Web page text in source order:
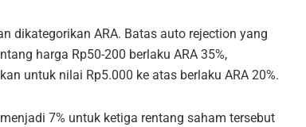
dikategorikan ARA. Batas auto rejection yang
harga Rp50-200 berlaku ARA 35%,
untuk nilai Rp5.000 ke atas berlaku ARA 20%.
7% untuk ketiga rentang saham tersebut